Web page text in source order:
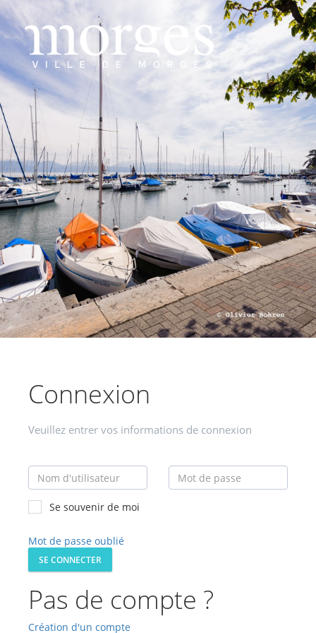
Connexion
Veuillez entrer vos informations de connexion
Se souvenir de moi
Mot de passe oublié
SE CONNECTER
Pas de compte ?
Création d'un compte